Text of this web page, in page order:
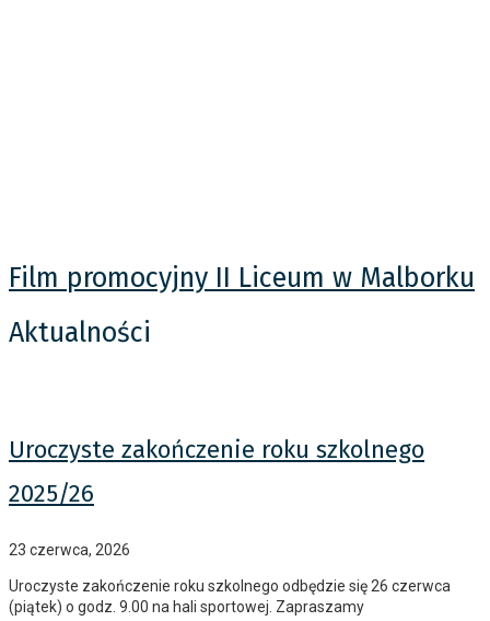
Film promocyjny II Liceum w Malborku
Aktualności
Uroczyste zakończenie roku szkolnego
2025/26
23 czerwca, 2026
Uroczyste zakończenie roku szkolnego odbędzie się 26 czerwca
(piątek) o godz. 9.00 na hali sportowej. Zapraszamy